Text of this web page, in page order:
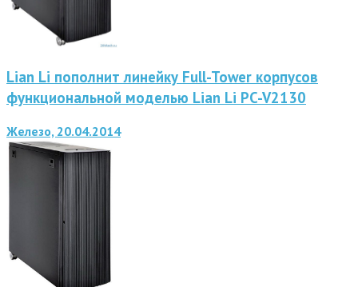
Lian Li пополнит линейку Full-Tower корпусов
функциональной моделью Lian Li PC-V2130
Железо, 20.04.2014